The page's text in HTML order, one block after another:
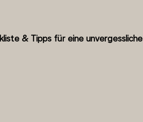
& Tipps für eine unvergessliche